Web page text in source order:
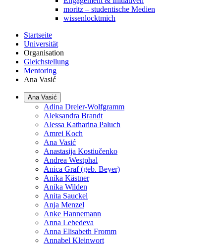
moritz – studentische Medien
wissenlocktmich
Startseite
Universität
Organisation
Gleichstellung
Mentoring
Ana Vasić
Ana Vasić
Adina Dreier-Wolfgramm
Aleksandra Brandt
Alessa Katharina Paluch
Amrei Koch
Ana Vasić
Anastasija Kostiučenko
Andrea Westphal
Anica Graf (geb. Beyer)
Anika Kästner
Anika Wilden
Anita Sauckel
Anja Menzel
Anke Hannemann
Anna Lebedeva
Anna Elisabeth Fromm
Annabel Kleinwort